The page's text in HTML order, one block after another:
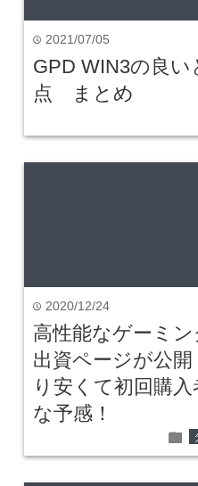
time 2021/07/05
GPD WIN3の良
点 まとめ
time 2020/12/24
高性能なゲーミ
出資ページが公
り安くて初回購
な予感！
folder